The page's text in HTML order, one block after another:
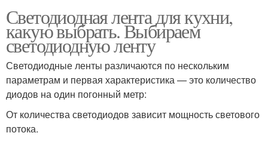
Светодиодная лента для кухни,
какую выбрать. Выбираем
светодиодную ленту
Светодиодные ленты различаются по нескольким
параметрам и первая характеристика — это количество
диодов на один погонный метр:
От количества светодиодов зависит мощность светового
потока.